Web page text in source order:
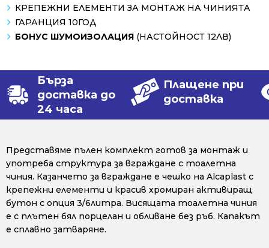
КРЕПЕЖНИ ЕЛЕМЕНТИ ЗА МОНТАЖ НА ЧИНИЯТА
ГАРАНЦИЯ 10ГОД
БОНУС ШУМОИЗОЛАЦИЯ (НАСТОЙНОСТ 12ЛВ)
Бърза
доставка до
24 часа
Плащене при
доставка
Представяме пълен комплект готов за монтаж и
употреба структура за вграждане с тоалетна
чиния. Казанчето за вграждане е чешко на Alcaplast с
крепежни елементи и красив хромиран активиращ
бутон с опция 3/6литра. Висящата тоалетна чиния
е с плътен бял порцелан и обливане без ръб. Капакът
е сплавно затваряне.